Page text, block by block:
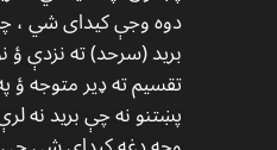
دوه وجې کیدای شي ،
برید (سرحد) ته نزدې
تقسیم ته ډیر متوجه
پښتنو نه چې برید نه